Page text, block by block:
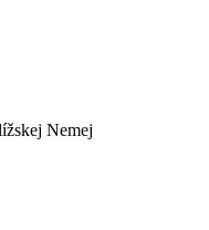
Nemej